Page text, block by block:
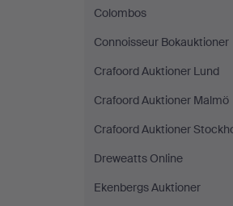
Colombos
Connoisseur Bokauktioner
Crafoord Auktioner Lund
Crafoord Auktioner Malmö
Crafoord Auktioner
Dreweatts Online
Ekenbergs Auktioner